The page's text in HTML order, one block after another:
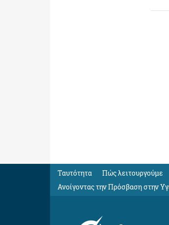
Ταυτότητα Πώς λειτουργούμε
Ανοίγοντας την Πρόσβαση στην